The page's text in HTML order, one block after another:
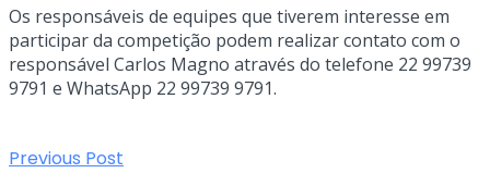
Os responsáveis de equipes que tiverem interesse em
participar da competição podem realizar contato com o
responsável Carlos Magno através do telefone 22 99739
9791 e WhatsApp 22 99739 9791.
Previous Post